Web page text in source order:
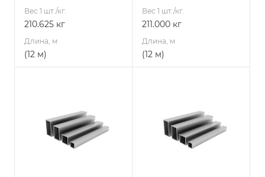
Вес 1 шт./кг.
210.625 кг
Длина, м
(12 м)
Вес 1 шт./кг.
211.000 кг
Длина, м
(12 м)